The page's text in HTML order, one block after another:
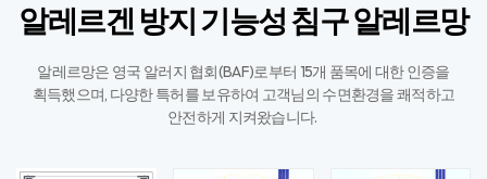
알레르겐 방지 기능성 침구 알레르망
알레르망은 영국 알러지 협회(BAF)로부터 15개 품목에 대한 인증을
획득했으며, 다양한 특허를 보유하여 고객님의 수면환경을 쾌적하고
안전하게 지켜왔습니다. ​